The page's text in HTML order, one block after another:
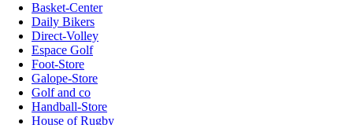
Basket-Center
Daily Bikers
Direct-Volley
Espace Golf
Foot-Store
Galope-Store
Golf and co
Handball-Store
House of Rugby